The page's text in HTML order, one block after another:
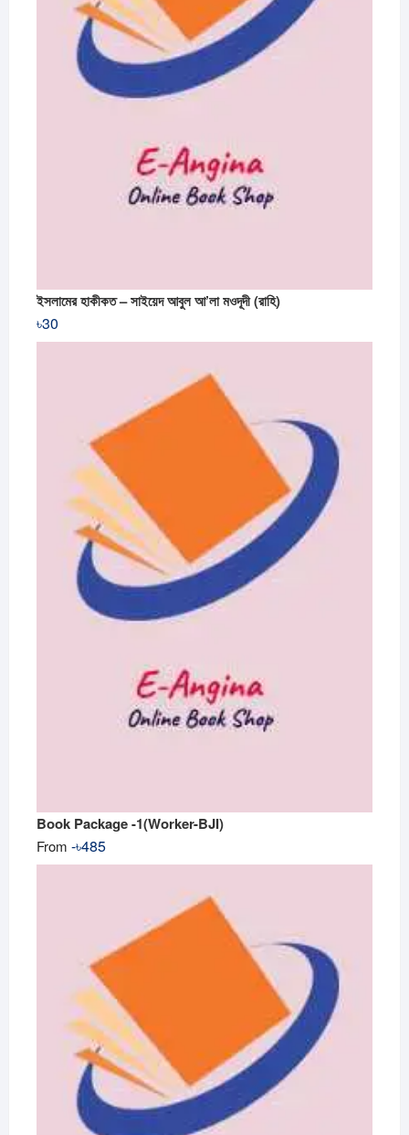
ইসলামের হাকীকত – সাইয়েদ আবুল আ’লা মওদূদী (রাহি)
৳30
Book Package -1(Worker-BJI)
From -৳485